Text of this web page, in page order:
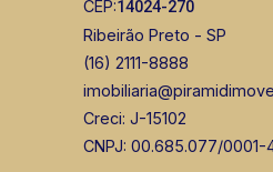
CEP:14024-270
Ribeirão Preto - SP
(16) 2111-8888
Creci: J-15102
CNPJ: 00.685.077/0001-